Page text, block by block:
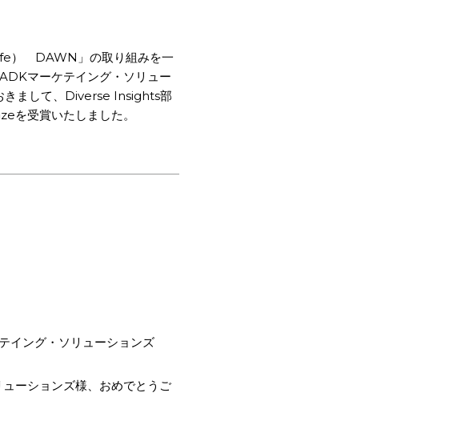
） DAWN」の取り組みを一
マーケテイング・ソリュー
きまして、Diverse Insights部
受賞いたしました。
イング・ソリューションズ
ーションズ様、おめでとうご